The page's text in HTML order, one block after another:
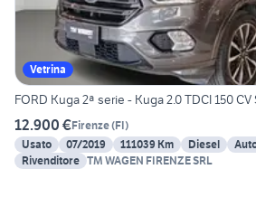
Vetrina
FORD Kuga 2ª serie - Kuga 2.0 TDCI 150 CV
12.900 €Firenze(FI)
Usato
07/2019 111039 Km Diesel
Rivenditore TM WAGEN FIRENZE SRL